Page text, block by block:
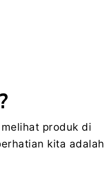
produk di
kita adalah